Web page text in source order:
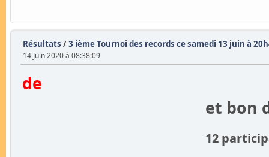
Résultats /3 ième Tournoi des records ce samedi 13 juin à
14 Juin 2020 à 08:38:09
et bon
12